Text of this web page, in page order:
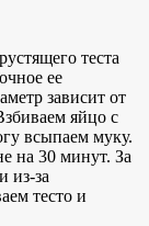
теста
ее
зависит от
яйцо с
всыпаем муку.
на 30 минут. За
из-за
тесто и